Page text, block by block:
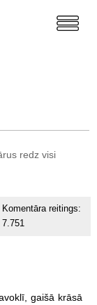
redz visi
Komentāra reitings:
7.751
gaišā krāsā